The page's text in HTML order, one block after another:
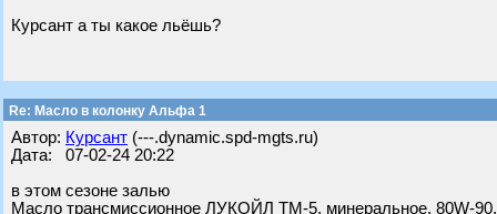
Курсант а ты какое льёшь?
Re: Масло в колонку Альфа 1
Автор: Курсант (---.dynamic.spd-mgts.ru)
Дата: 07-02-24 20:22
в этом сезоне залью
Масло трансмиссионное ЛУКОЙЛ ТМ-5, минеральное, 80W-